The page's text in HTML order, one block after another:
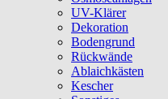
UV-Klärer
Dekoration
Bodengrund
Rückwände
Ablaichkästen
Kescher